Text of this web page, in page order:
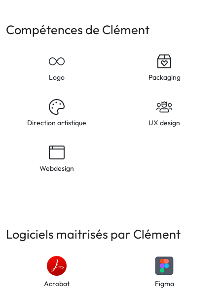
Compétences de Clément
Logo Packaging
Direction artistique UX design
Webdesign
Logiciels maitrisés par Clément
Acrobat Figma